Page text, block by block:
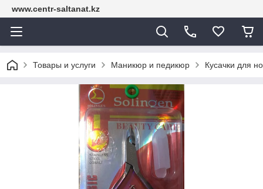
www.centr-saltanat.kz
Товары и услуги Маникюр и педикюр Кусачки для